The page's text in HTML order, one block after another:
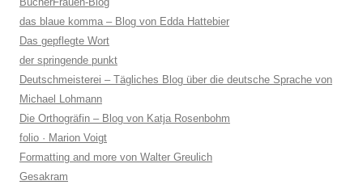
das blaue komma – Blog von Edda Hattebier
Das gepflegte Wort
der springende punkt
Deutschmeisterei – Tägliches Blog über die deutsche Sprache von
Michael Lohmann
Die Orthogräfin – Blog von Katja Rosenbohm
folio · Marion Voigt
Formatting and more von Walter Greulich
Gesakram